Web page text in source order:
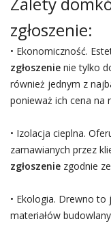
zgłoszenie:
• Ekonomiczność.
zgłoszenienie tylko
również jednym z
ponieważ ich cena na
• Izolacja cieplna.
zamawianych przez
zgłoszeniezgodnie
• Ekologia. Drewno
materiałów